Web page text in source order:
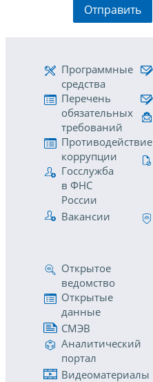
Отправить
Программные
средства
Перечень
обязательных
требований
Противодействие
коррупции
Госслужба
в ФНС
России
Вакансии
Открытое
ведомство
Открытые
данные
СМЭВ
Аналитический
портал
Видеоматериалы